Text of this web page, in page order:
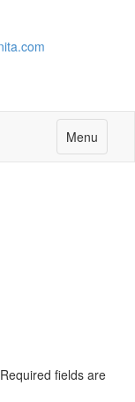
Menu
Required fields are